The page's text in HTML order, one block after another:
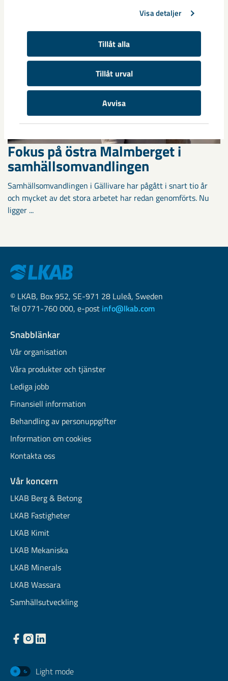
Visa detaljer
Tillåt alla
Tillåt urval
Avvisa
Fokus på östra Malmberget i
samhällsomvandlingen
Samhällsomvandlingen i Gällivare har pågått i snart tio år
och mycket av det stora arbetet har redan genomförts. Nu
ligger ...
© LKAB, Box 952, SE-971 28 Luleå, Sweden
Tel 0771-760 000, e-post info@lkab.com
Snabblänkar
Vår organisation
Våra produkter och tjänster
Lediga jobb
Finansiell information
Behandling av personuppgifter
Information om cookies
Kontakta oss
Vår koncern
LKAB Berg & Betong
LKAB Fastigheter
LKAB Kimit
LKAB Mekaniska
LKAB Minerals
LKAB Wassara
Samhällsutveckling
Light mode